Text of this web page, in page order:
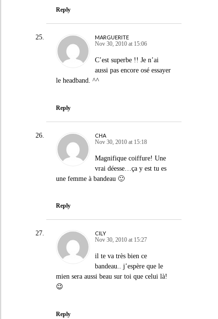
Reply
MARGUERITE
Nov 30, 2010 at 15:06
C’est superbe !! Je n’ai
aussi pas encore osé essayer
le headband. ^^
Reply
CHA
Nov 30, 2010 at 15:18
Magnifique coiffure! Une
vrai déesse…ça y est tu es
une femme à bandeau 🙂
Reply
CILY
Nov 30, 2010 at 15:27
il te va très bien ce
bandeau.. j’espère que le
mien sera aussi beau sur toi que celui là!
😉
Reply